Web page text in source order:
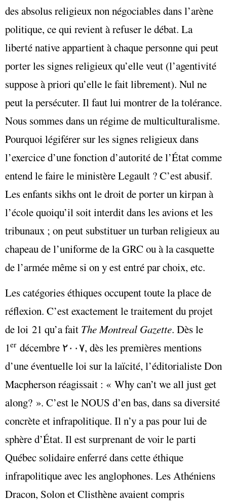
des absolus religieux non négociables dans l’arène
politique, ce qui revient à refuser le débat. La
liberté native appartient à chaque personne qui peut
porter les signes religieux qu’elle veut (l’agentivité
suppose à priori qu’elle le fait librement). Nul ne
peut la persécuter. Il faut lui montrer de la tolérance.
Nous sommes dans un régime de multiculturalisme.
Pourquoi légiférer sur les signes religieux dans
l’exercice d’une fonction d’autorité de l’État comme
entend le faire le ministère Legault ? C’est abusif.
Les enfants sikhs ont le droit de porter un kirpan à
l’école quoiqu’il soit interdit dans les avions et les
tribunaux ; on peut substituer un turban religieux au
chapeau de l’uniforme de la GRC ou à la casquette
de l’armée même si on y est entré par choix, etc.
Les catégories éthiques occupent toute la place de
réflexion. C’est exactement le traitement du projet
de loi 21 qu’a fait The Montreal Gazette. Dès le
1erdécembre ٢٠٠٧, dès les premières mentions
d’une éventuelle loi sur la laïcité, l’éditorialiste Don
Macpherson réagissait : « Why can’t we all just get
along? ». C’est le NOUS d’en bas, dans sa diversité
concrète et infrapolitique. Il n’y a pas pour lui de
sphère d’État. Il est surprenant de voir le parti
Québec solidaire enferré dans cette éthique
infrapolitique avec les anglophones. Les Athéniens
Dracon, Solon et Clisthène avaient compris